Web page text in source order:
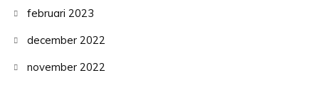
februari 2023
december 2022
november 2022